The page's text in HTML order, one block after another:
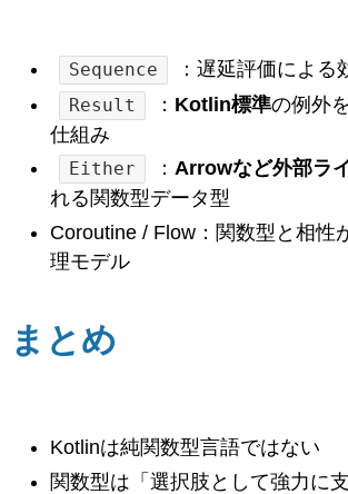
Sequence ：遅延評価による
Result ： Kotlin標準の例外
仕組み
Either ：Arrowなど外部ラ
れる関数型データ型
Coroutine / Flow：関数型と相性
理モデル
まとめ
Kotlinは純関数型言語ではない
関数型は「選択肢として強力に